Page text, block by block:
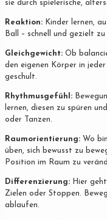
sie durch spielerische,
Reaktion: Kinder lernen,
Ball – schnell und gezielt
Gleichgewicht: Ob
den eigenen Körper in
geschult.
Rhythmusgefühl:
lernen, diesen zu spüren
oder Tanzen.
Raumorientierung: Wo
üben, sich bewusst zu
Position im Raum zu
Differenzierung: Hier
Zielen oder Stoppen.
ablaufen.